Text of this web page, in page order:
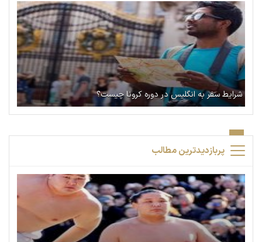
شرایط سفر به انگلیس در دوره کرونا چیست؟
پربازدیدترین مطالب